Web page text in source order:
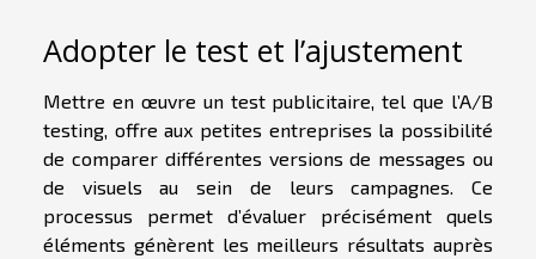
Adopter le test et l’ajustement
Mettre en œuvre un test publicitaire, tel que l’A/B
testing, offre aux petites entreprises la possibilité
de comparer différentes versions de messages ou
de visuels au sein de leurs campagnes. Ce
processus permet d’évaluer précisément quels
éléments génèrent les meilleurs résultats auprès